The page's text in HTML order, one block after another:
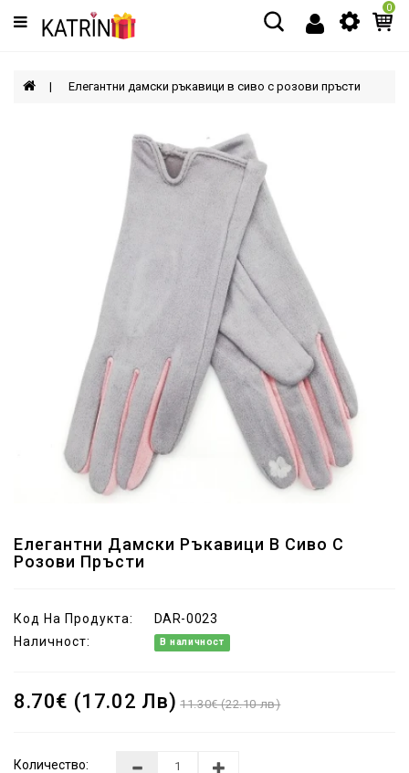
Категории
МЪЖЕ
0
Елегантни дамски ръкавици в сиво с розови пръсти
Елегантни Дамски Ръкавици В Сиво С
Розови Пръсти
Код На Продукта:
DAR-0023
Наличност:
В наличност
8.70€ (17.02 Лв) 11.30€ (22.10 лв)
Количество: